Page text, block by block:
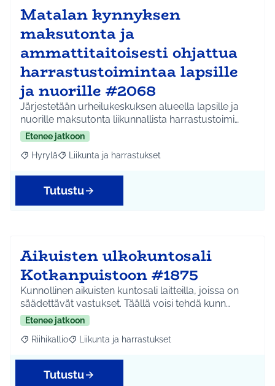
Matalan kynnyksen
maksutonta ja
ammattitaitoisesti ohjattua
harrastustoimintaa lapsille
ja nuorille #2068
Järjestetään urheilukeskuksen alueella lapsille ja
nuorille maksutonta liikunnallista harrastustoimi…
Etenee jatkoon
Rajaa tulokset aihepiirin mukaan: Hyrylä
Hyrylä Rajaa tulokset teeman mukaan: Liikunta ja
Liikunta ja harrastukset
Tutustu
Aikuisten ulkokuntosali
Kotkanpuistoon #1875
Kunnollinen aikuisten kuntosali laitteilla, joissa on
säädettävät vastukset. Täällä voisi tehdä kunn…
Etenee jatkoon
Rajaa tulokset aihepiirin mukaan: Riihikallio
Riihikallio Rajaa tulokset teeman mukaan: Liikunta ja
Liikunta ja harrastukset
Tutustu